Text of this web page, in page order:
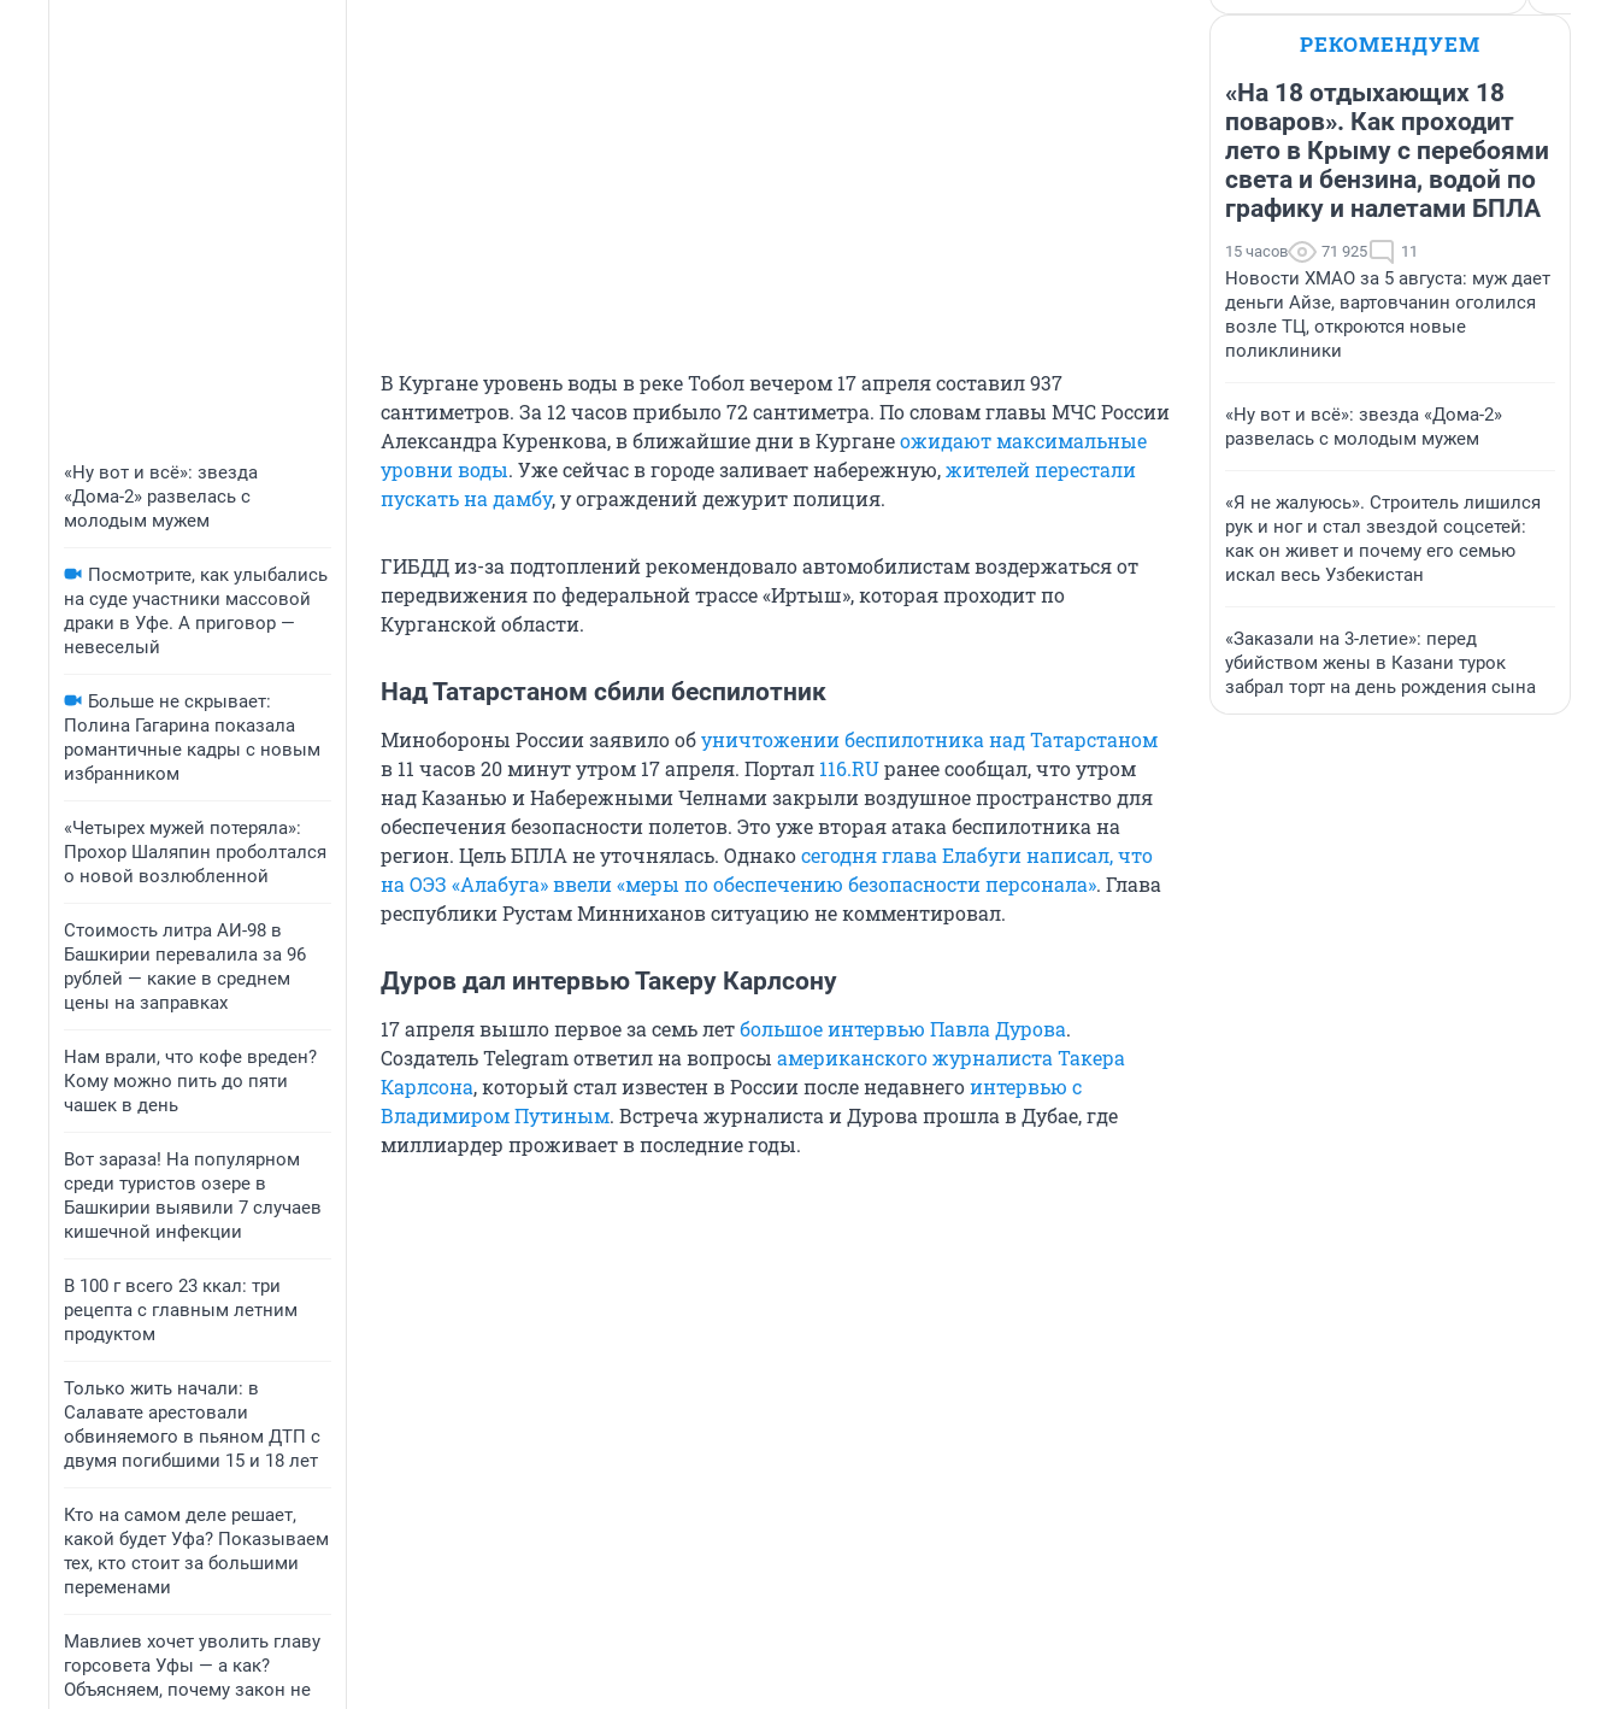
«Ну вот и всё»: звезда
«Дома-2» развелась с
молодым мужем
Посмотрите, как улыбались
на суде участники массовой
драки в Уфе. А приговор —
невеселый
Больше не скрывает:
Полина Гагарина показала
романтичные кадры с новым
избранником
«Четырех мужей потеряла»:
Прохор Шаляпин проболтался
о новой возлюбленной
Стоимость литра АИ-98 в
Башкирии перевалила за 96
рублей — какие в среднем
цены на заправках
Нам врали, что кофе вреден?
Кому можно пить до пяти
чашек в день
Вот зараза! На популярном
среди туристов озере в
Башкирии выявили 7 случаев
кишечной инфекции
В 100 г всего 23 ккал: три
рецепта с главным летним
продуктом
Только жить начали: в
Салавате арестовали
обвиняемого в пьяном ДТП с
двумя погибшими 15 и 18 лет
Кто на самом деле решает,
какой будет Уфа? Показываем
тех, кто стоит за большими
переменами
Мавлиев хочет уволить главу
горсовета Уфы — а как?
Объясняем, почему закон не
В Кургане уровень воды в реке Тобол вечером 17 апреля составил 937
сантиметров. За 12 часов прибыло 72 сантиметра. По словам главы МЧС России
Александра Куренкова, в ближайшие дни в Курганеожидают максимальные
уровни воды. Уже сейчас в городе заливает набережную,жителей перестали
пускать на дамбу, у ограждений дежурит полиция.
ГИБДД из-за подтоплений рекомендовало автомобилистам воздержаться от
передвижения по федеральной трассе «Иртыш», которая проходит по
Курганской области.
Над Татарстаном сбили беспилотник
Минобороны России заявило обуничтожении беспилотника над Татарстаном
в 11 часов 20 минут утром 17 апреля. Портал 116.RUранее сообщал, что утром
над Казанью и Набережными Челнами закрыли воздушное пространство для
обеспечения безопасности полетов. Это уже вторая атака беспилотника на
регион. Цель БПЛА не уточнялась. Однакосегодня глава Елабуги написал, что
на ОЭЗ «Алабуга» ввели «меры по обеспечению безопасности персонала». Глава
республики Рустам Минниханов ситуацию не комментировал.
Дуров дал интервью Такеру Карлсону
17 апреля вышло первое за семь летбольшое интервью Павла Дурова.
Создатель Telegram ответил на вопросы американского журналиста Такера
Карлсона, который стал известен в России после недавнегоинтервью с
Владимиром Путиным. Встреча журналиста и Дурова прошла в Дубае, где
миллиардер проживает в последние годы.
РЕКОМЕНДУЕМ
«На 18 отдыхающих 18
поваров». Как проходит
лето в Крыму с перебоями
света и бензина, водой по
графику и налетами БПЛА
15 часов 71 925 11
Новости ХМАО за 5 августа: муж дает
деньги Айзе, вартовчанин оголился
возле ТЦ, откроются новые
поликлиники
«Ну вот и всё»: звезда «Дома-2»
развелась с молодым мужем
«Я не жалуюсь». Строитель лишился
рук и ног и стал звездой соцсетей:
как он живет и почему его семью
искал весь Узбекистан
«Заказали на 3-летие»: перед
убийством жены в Казани турок
забрал торт на день рождения сына